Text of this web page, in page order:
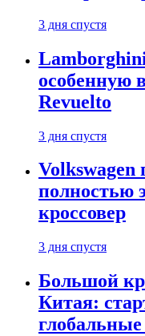
3 дня спустя
особенную
Revuelto
3 дня спустя
Volkswagen
полностью
кроссовер
3 дня спустя
Большой
Китая: